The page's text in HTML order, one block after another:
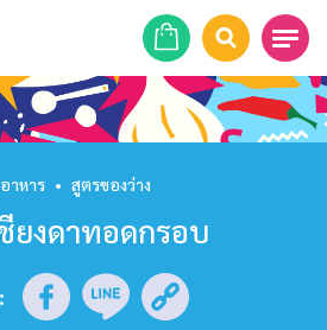
าหาร • สูตรของว่าง
ยงดาทอดกรอบ
: